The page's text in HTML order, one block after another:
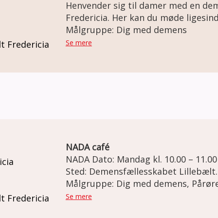
Fredericia
Henvender sig til damer med en
Fredericia. Her kan du møde ligesindede og blive en del af et
fællesskab. Sammen planlægger vi, hvad der skal ske i
tøseklubben. Det kunne for eksempel være: spille spil, quizze,
Målgruppe: Dig med demens
Se mere
Fredericia
NADA café
NADA Dato: Mandag kl. 10.00 – 11.00 Torsdag kl. 13.00 – 14.00
Sted: Demensfællesskabet Lillebælt. Vendersgade 43, 7000
Fredericia. Demensteamet tilbyder NADA til mennesker med
demens og deres pårørende. NADA
Målgruppe: Dig med demens,
Se mere